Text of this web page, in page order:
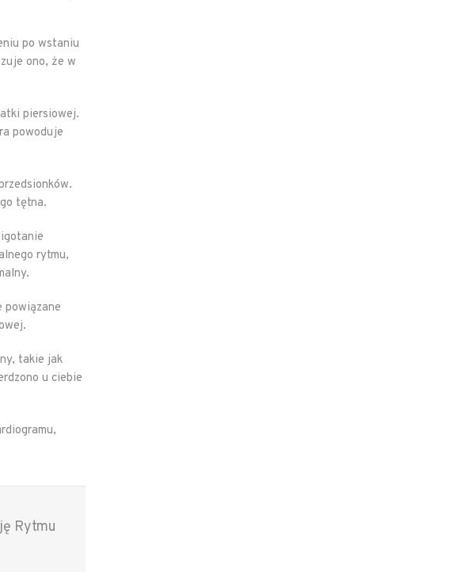
po wstaniu
ono, że w
piersiowej.
powoduje
tętna.
rytmu,
powiązane
takie jak
u ciebie
Rytmu